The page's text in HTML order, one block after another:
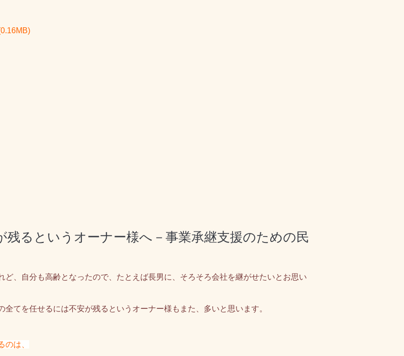
るというオーナー様へ－事業承継支援のための民
、自分も高齢となったので、たとえば長男に、そろそろ会社を継がせたいとお思い
てを任せるには不安が残るというオーナー様もまた、多いと思います。
は、